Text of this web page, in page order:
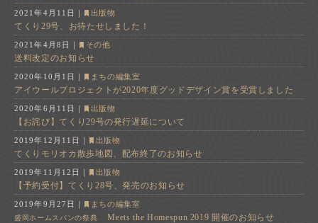
2021年4月11日 ｜ 出版物
てくり29号、お待たせしました！
2021年4月8日 ｜ その他
送料改定のお知らせ
2020年10月1日 ｜ まちの編集室
アイウールプロジェクトが2020年度グッドデザイン賞を受賞しました
2020年6月11日 ｜ 出版物
【お詫び】てくり29号の発行遅延について
2019年12月11日 ｜ 出版物
てくりモリオカ散歩地図、配布終了のお知らせ
2019年11月12日 ｜ 出版物
【予約受付】てくり28号、発売のお知らせ
2019年9月27日 ｜ まちの編集室
盛岡ホームスパンの祭典 Meets the Homespun 2019 開催のお知らせ